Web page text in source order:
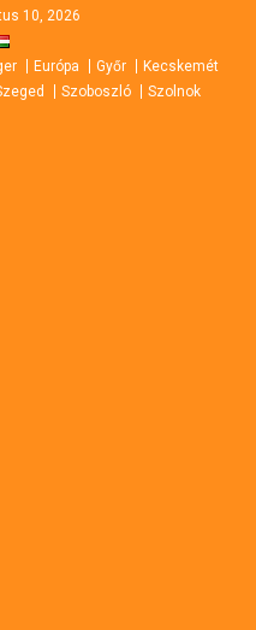
10, 2026
Európa Győr
Kecskemét
Szoboszló Szolnok